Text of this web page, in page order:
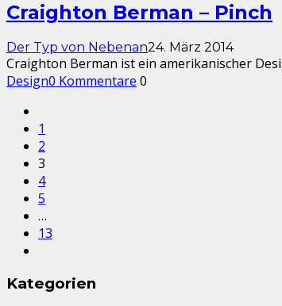
Craighton Berman – Pinch
Der Typ von Nebenan24. März 2014
Craighton Berman ist ein amerikanischer
Design0 Kommentare 0
1
2
3
4
5
…
13
Kategorien